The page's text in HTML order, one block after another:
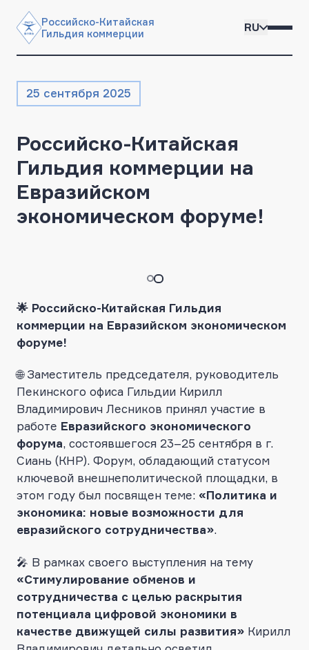
Российско-Китайская
Гильдия коммерции
RU
25 сентября 2025
Российско-Китайская
Гильдия коммерции на
Евразийском
экономическом форуме!
🌟 Российско-Китайская Гильдия
коммерции на Евразийском экономическом
форуме!
🌐 Заместитель председателя, руководитель
Пекинского офиса Гильдии Кирилл
Владимирович Лесников принял участие в
работе Евразийского экономического
форума, состоявшегося 23–25 сентября в г.
Сиань (КНР). Форум, обладающий статусом
ключевой внешнеполитической площадки, в
этом году был посвящен теме: «Политика и
экономика: новые возможности для
евразийского сотрудничества».
🎤 В рамках своего выступления на тему
«Стимулирование обменов и
сотрудничества с целью раскрытия
потенциала цифровой экономики в
качестве движущей силы развития»Кирилл